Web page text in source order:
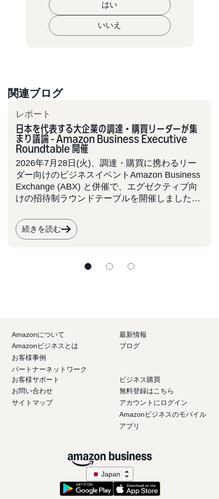
はい
いいえ
関連ブログ
レポート
日本を代表する大企業の調達・購買リーダーが集
まり議論 - Amazon Business Executive
Roundtable 開催
2026年7月28日(火)、調達・購買に携わるリー
ダー向けのビジネスイベントAmazon Business
Exchange (ABX) と併催で、エグゼクティブ向
けの招待制ラウンドテーブルを開催しました。
き、「組織変革、ROI向上へAI適用の実践」を
テーマにディスカッションを行いました。
続きを読む
Amazonについて
Amazonビジネスとは
お客様事例
パートナーネットワーク
最新情報
ブログ
お客様サポート
お問い合わせ
サイトマップ
ビジネス購買
無料登録はこちら
アカウントにログイン
Amazonビジネスのモバイル
アプリ
Japan